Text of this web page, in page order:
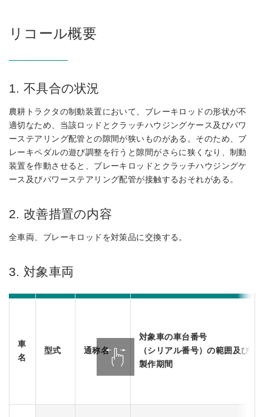
リコール概要
1. 不具合の状況
農耕トラクタの制動装置において、ブレーキロッドの形状が不
適切なため、当該ロッドとクラッチハウジングケース及びパワ
ーステアリング配管との隙間が狭いものがある。そのため、ブ
レーキペダルの遊び調整を行うと隙間がさらに狭くなり、制動
装置を作動させると、ブレーキロッドとクラッチハウジングケ
ース及びパワーステアリング配管が接触するおそれがある。
2. 改善措置の内容
全車両、ブレーキロッドを対策品に交換する。
3. 対象車両
車
名
型式 通称名
対象車の車台番号
（シリアル番号）の範囲及び
製作期間